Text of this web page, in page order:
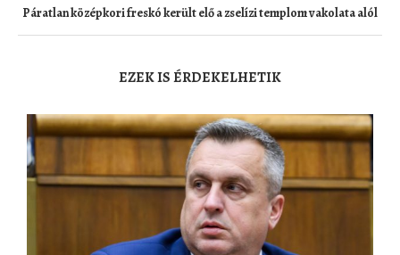
Páratlan középkori freskó került elő a zselízi templom vakolata alól
EZEK IS ÉRDEKELHETIK